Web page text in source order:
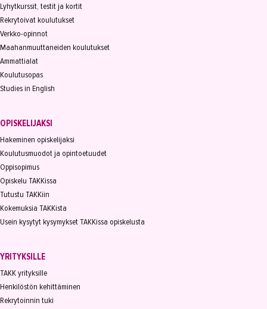
Lyhytkurssit, testit ja kortit
Rekrytoivat koulutukset
Verkko-opinnot
Maahanmuuttaneiden koulutukset
Ammattialat
Koulutusopas
Studies in English
OPISKELIJAKSI
Hakeminen opiskelijaksi
Koulutusmuodot ja opintoetuudet
Oppisopimus
Opiskelu TAKKissa
Tutustu TAKKiin
Kokemuksia TAKKista
Usein kysytyt kysymykset TAKKissa opiskelusta
YRITYKSILLE
TAKK yrityksille
Henkilöstön kehittäminen
Rekrytoinnin tuki